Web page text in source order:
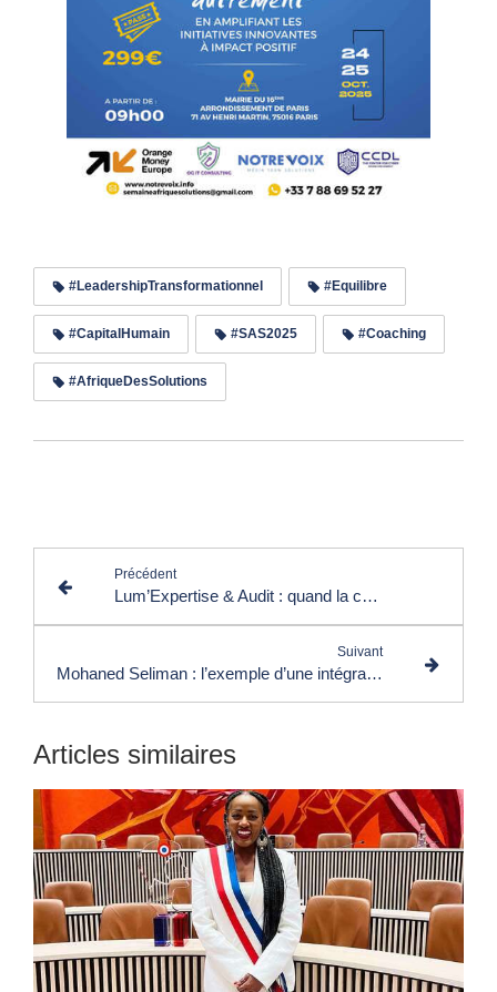
#LeadershipTransformationnel #Equilibre
#CapitalHumain #SAS2025 #Coaching
#AfriqueDesSolutions
Précédent
Lum’Expertise & Audit : quand la comptabilité devient un levier de réussite
Suivant
Mohaned Seliman : l’exemple d’une intégration réussie et d’un leadership en devenir
Articles similaires